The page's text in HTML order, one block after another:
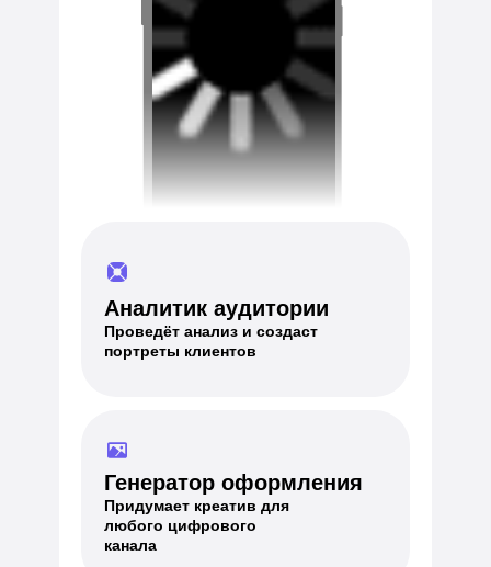
Генератор оформления
Придумает креатив для
любого цифрового
канала
Аналитик аудитории
Проведёт анализ и создаст
портреты клиентов